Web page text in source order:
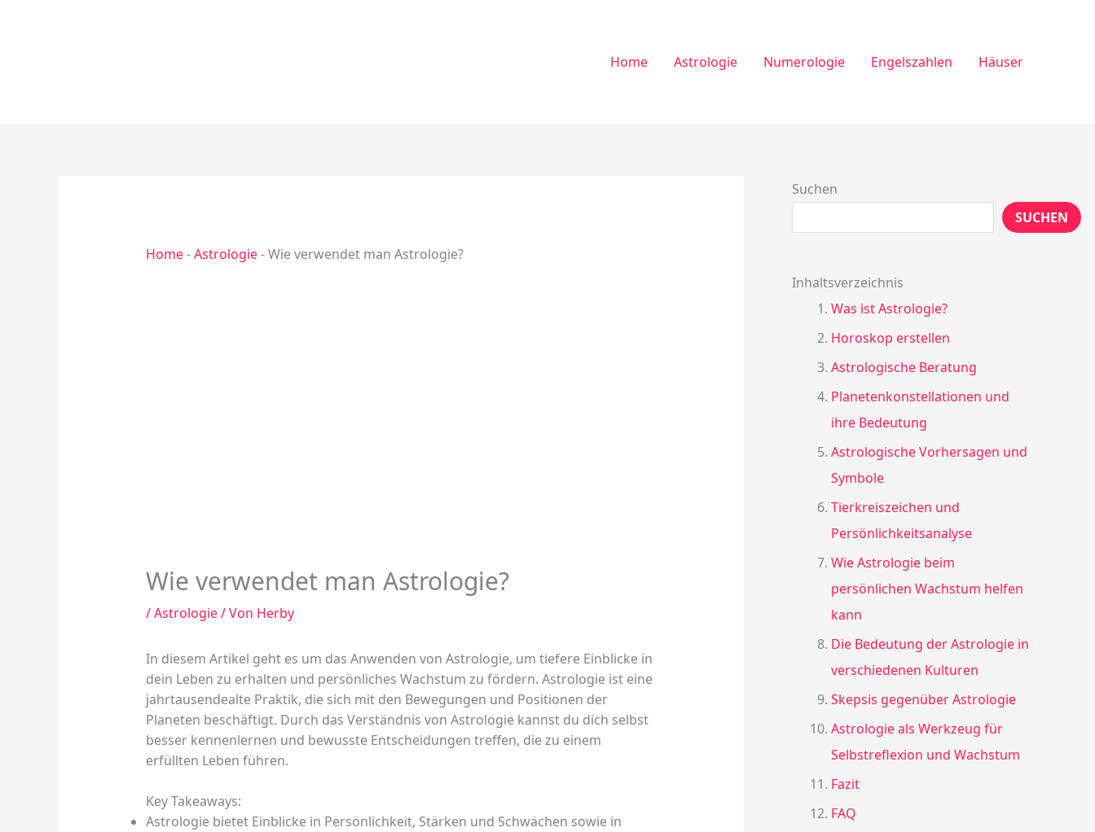
Home Astrologie Numerologie Engelszahlen Häuser
Home-Astrologie-Wie verwendet man Astrologie?
Wie verwendet man Astrologie?
/Astrologie/ Von Herby
In diesem Artikel geht es um das Anwenden von Astrologie, um tiefere Einblicke in
dein Leben zu erhalten und persönliches Wachstum zu fördern. Astrologie ist eine
jahrtausendealte Praktik, die sich mit den Bewegungen und Positionen der
Planeten beschäftigt. Durch das Verständnis von Astrologie kannst du dich selbst
besser kennenlernen und bewusste Entscheidungen treffen, die zu einem
erfüllten Leben führen.
Key Takeaways:
Astrologie bietet Einblicke in Persönlichkeit, Stärken und Schwächen sowie in
Suchen
SUCHEN
Inhaltsverzeichnis
Was ist Astrologie?
Horoskop erstellen
Astrologische Beratung
Planetenkonstellationen und
ihre Bedeutung
Astrologische Vorhersagen und
Symbole
Tierkreiszeichen und
Persönlichkeitsanalyse
Wie Astrologie beim
persönlichen Wachstum helfen
kann
Die Bedeutung der Astrologie in
verschiedenen Kulturen
Skepsis gegenüber Astrologie
Astrologie als Werkzeug für
Selbstreflexion und Wachstum
Fazit
FAQ